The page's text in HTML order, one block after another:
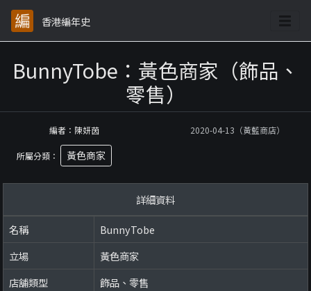
香港編年史
BunnyTobe：黃色商家（飾品、
零售）
編者：陳妍茵 2020-04-13（黃藍商店）
所屬分類： 黃色商家
詳細資料
名稱
BunnyTobe
立場
黃色商家
店舖類型
飾品、零售